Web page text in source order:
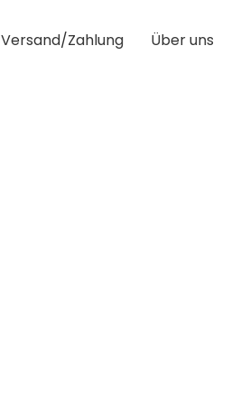
Versand/Zahlung Über uns